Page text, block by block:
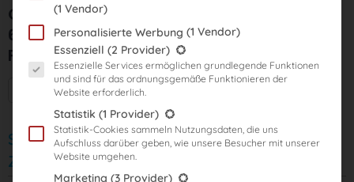
Original-Klausuren-Kurs (flexibel) Tag 1:
6 Klausuren mit Korrektur ohne
Fehleranalyse mit Rechtsstand: 2022
Mehr Informationen + Starttermine
Start: 12.10.2023
Zugriffsdauer: 2 Jahre
(1 Vendor)
Personalisierte Werbung (1 Vendor)
Es folgt eine Liste der Service-Gruppen, für die eine Einwilligung
Essenziell (2 Provider)
Essenzielle Services ermöglichen grundlegende Funktionen
und sind für das ordnungsgemäße Funktionieren der
Website erforderlich.
Statistik (1 Provider)
Statistik-Cookies sammeln Nutzungsdaten, die uns
Aufschluss darüber geben, wie unsere Besucher mit unserer
Website umgehen.
Marketing (3 Provider)